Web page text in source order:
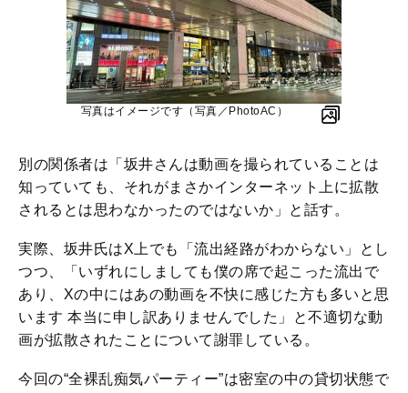
写真はイメージです（写真／PhotoAC）
別の関係者は「坂井さんは動画を撮られていることは
知っていても、それがまさかインターネット上に拡散
されるとは思わなかったのではないか」と話す。
実際、坂井氏はX上でも「流出経路がわからない」とし
つつ、「いずれにしましても僕の席で起こった流出で
あり、Xの中にはあの動画を不快に感じた方も多いと思
います 本当に申し訳ありませんでした」と不適切な動
画が拡散されたことについて謝罪している。
今回の“全裸乱痴気パーティー”は密室の中の貸切状態で